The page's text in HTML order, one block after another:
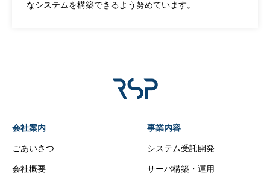
なシステムを構築できるよう努めています。
会社案内
ごあいさつ
会社概要
事業内容
システム受託開発
サーバ構築・運用